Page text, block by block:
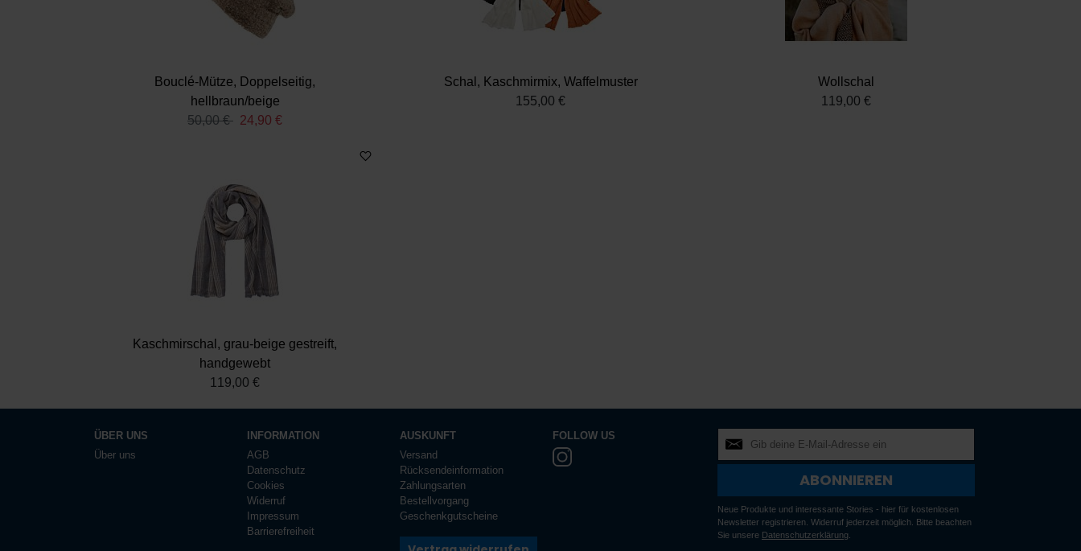
Bouclé-Mütze, Doppelseitig,
hellbraun/beige
50,00 €
24,90 €
Schal, Kaschmirmix, Waffelmuster
155,00 €
Wollschal
119,00 €
Kaschmirschal, grau-beige gestreift,
handgewebt
119,00 €
ÜBER UNS
Über uns
INFORMATION
AGB
Datenschutz
Cookies
Widerruf
Impressum
Barrierefreiheit
AUSKUNFT
Versand
Rücksendeinformation
Zahlungsarten
Bestellvorgang
Geschenkgutscheine
FOLLOW US
ABONNIEREN
Neue Produkte und interessante Stories - hier für kostenlosen
Newsletter registrieren. Widerruf jederzeit möglich. Bitte beachten
Sie unsere Datenschutzerklärung